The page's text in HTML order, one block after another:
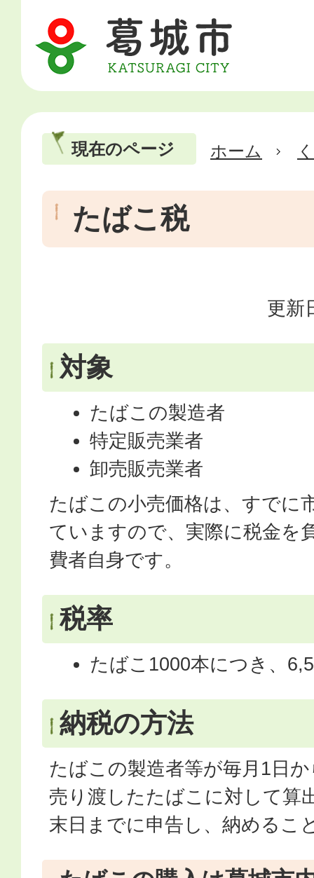
現在のページ ホーム
たばこ税
更新
対象
たばこの製造者
特定販売業者
卸売販売業者
たばこの小売価格は、すでに
ていますので、実際に税金を
費者自身です。
税率
たばこ1000本につき、
納税の方法
たばこの製造者等が毎月1日
売り渡したたばこに対して算
末日までに申告し、納めるこ